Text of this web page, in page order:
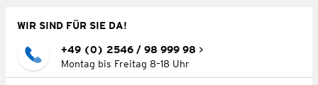
WIR SIND FÜR SIE DA!
+49 (0) 2546 / 98 999 98
Montag bis Freitag 8–18 Uhr